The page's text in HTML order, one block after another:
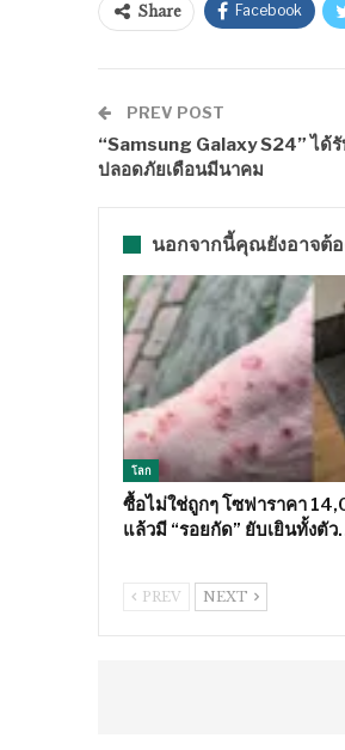
Share Facebook
PREV POST
“Samsung Galaxy S24” ได้
ปลอดภัยเดือนมีนาคม
นอกจากนี้คุณยังอาจต้อ
โลก
ซื้อไม่ใช่ถูกๆ โซฟาราคา
แล้วมี “รอยกัด” ยับเยินทั้งตั
PREV NEXT